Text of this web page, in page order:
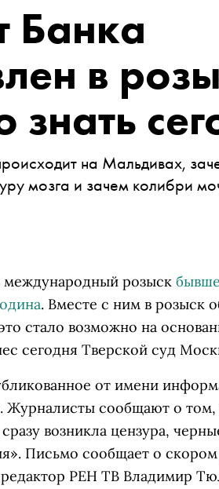
Банка
в
на Мальдивах,
мозга и зачем колибри
розыск
. Вместе с ним в розыск
стало возможно на
сегодня Тверской суд
от имени
Журналисты сообщают о том,
возникла цензура,
Письмо сообщает о скором
редактор РЕН ТВ Владимир